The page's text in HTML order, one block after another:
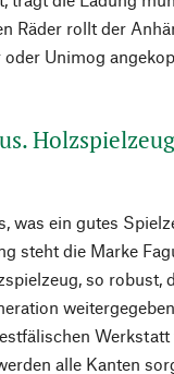
Räder rollt der
Unimog
was ein gutes
steht die Marke
so robust,
Werkstatt
alle Kanten